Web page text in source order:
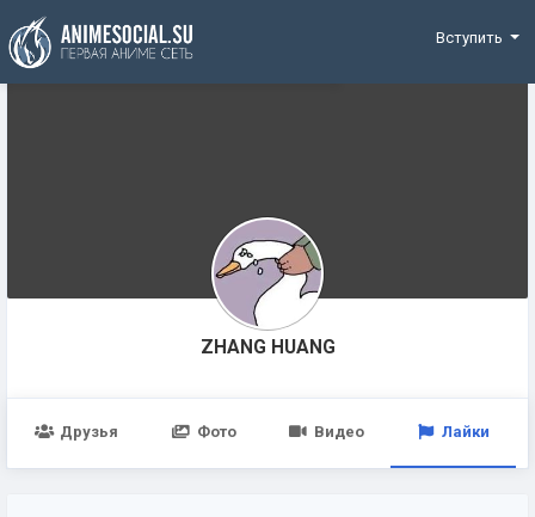
Funding
Вступить
ZHANG HUANG
Друзья Фото Видео Лайки